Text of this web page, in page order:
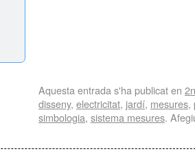
Aquesta entrada s'ha publicat en
disseny, electricitat, jardí, mesures,
simbologia, sistema mesures.